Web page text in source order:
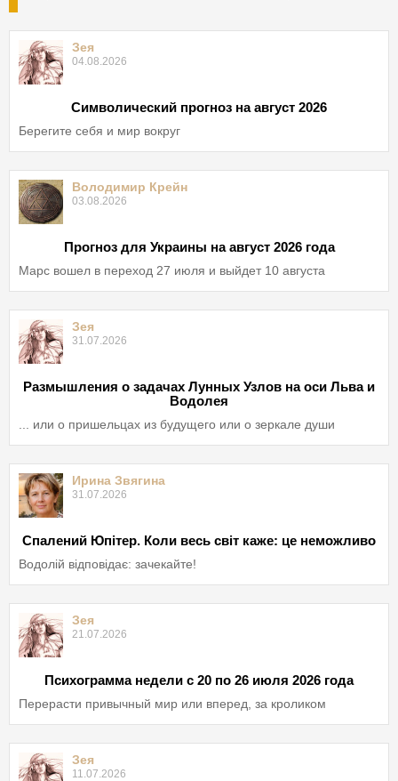
Зея
04.08.2026
Символический прогноз на август 2026
Берегите себя и мир вокруг
Володимир Крейн
03.08.2026
Прогноз для Украины на август 2026 года
Марс вошел в переход 27 июля и выйдет 10 августа
Зея
31.07.2026
Размышления о задачах Лунных Узлов на оси Льва и
Водолея
... или о пришельцах из будущего или о зеркале души
Ирина Звягина
31.07.2026
Спалений Юпітер. Коли весь світ каже: це неможливо
Водолій відповідає: зачекайте!
Зея
21.07.2026
Психограмма недели с 20 по 26 июля 2026 года
Перерасти привычный мир или вперед, за кроликом
Зея
11.07.2026